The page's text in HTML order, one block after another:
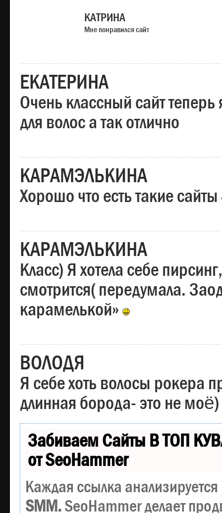
КАТРИНА
Мне понравился сайт
ЕКАТЕРИНА
Очень классный сайт теперь
для волос а так отлично
КАРАМЭЛЬКИНА
Хорошо что есть такие сайты
КАРАМЭЛЬКИНА
Класс) Я хотела себе
смотрится( передумала.
карамелькой»
ВОЛОДЯ
Я себе хоть волосы рокера
длинная борода- это не моё)
Забиваем Сайты В ТОП
от SeoHammer
Каждая ссылка
SMM.SeoHammer делает